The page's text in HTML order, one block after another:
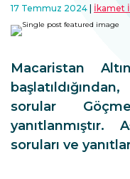
17 Temmuz 2024 İkamet
Macaristan
sorular
soruları ve